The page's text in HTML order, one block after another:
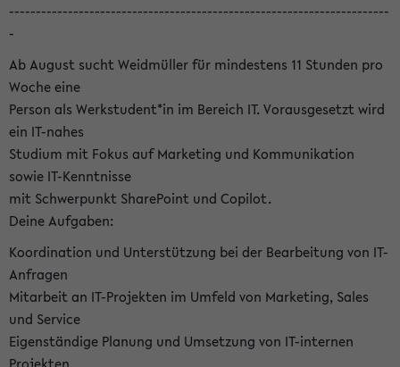
-----------------------------------------------------------------------
-
Ab August sucht Weidmüller für mindestens 11 Stunden pro
Woche eine
Person als Werkstudent*in im Bereich IT. Vorausgesetzt wird
ein IT-nahes
Studium mit Fokus auf Marketing und Kommunikation
sowie IT-Kenntnisse
mit Schwerpunkt SharePoint und Copilot.
Deine Aufgaben:
Koordination und Unterstützung bei der Bearbeitung von IT-
Anfragen
Mitarbeit an IT-Projekten im Umfeld von Marketing, Sales
und Service
Eigenständige Planung und Umsetzung von IT-internen